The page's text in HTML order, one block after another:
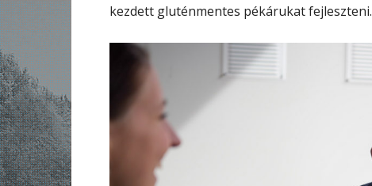
kezdett gluténmentes pékárukat fejleszteni.